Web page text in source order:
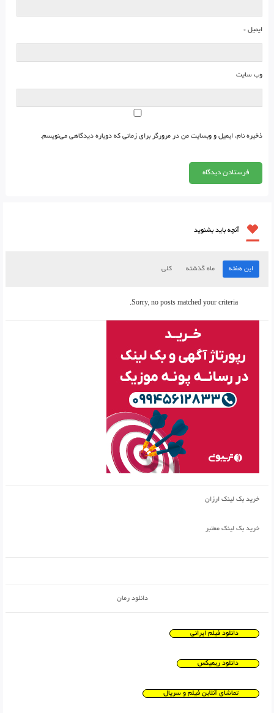
ایمیل *
وب‌ سایت
ذخیره نام، ایمیل و وبسایت من در مرورگر برای زمانی که دوباره دیدگاهی می‌نویسم.
آنچه باید بشنوید
این هفته ماه گذشته کلی
Sorry, no posts matched your criteria.
خرید بک لینک ارزان
خرید بک لینک معتبر
دانلود رمان
دانلود فیلم ایرانی
دانلود ریمیکس
تماشای آنلاین فیلم و سریال